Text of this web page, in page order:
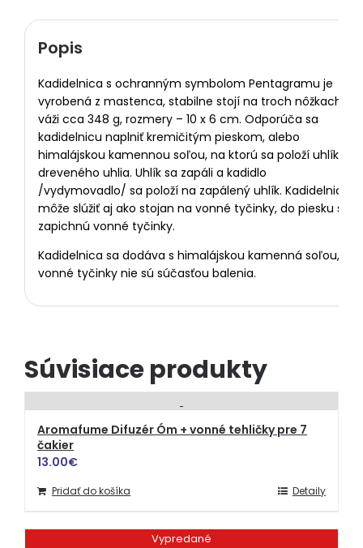
Popis
Kadidelnica s ochranným symbolom Pentagramu je
vyrobená z mastenca, stabilne stojí na troch nôžkach,
váži cca 348 g, rozmery – 10 x 6 cm. Odporúča sa
kadidelnicu naplniť kremičitým pieskom, alebo
himalájskou kamennou soľou, na ktorú sa položí uhlík z
dreveného uhlia. Uhlík sa zapáli a kadidlo
/vydymovadlo/ sa položí na zapálený uhlík. Kadidelnica
môže slúžiť aj ako stojan na vonné tyčinky, do piesku sa
zapichnú vonné tyčinky.
Kadidelnica sa dodáva s himalájskou kamenná soľou,
vonné tyčinky nie sú súčasťou balenia.
Súvisiace produkty
Aromafume Difuzér Óm + vonné tehličky pre 7
čakier
13.00€
Pridať do košíka Detaily
Vypredané